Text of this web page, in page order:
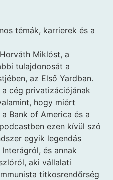
témák, karrierek és a
Miklóst, a
tulajdonosát a
az Első Yardban.
cég privatizációjának
hogy miért
Bank of America és a
ezen kívül szó
egyik legendás
és annak
aki vállalati
titkosrendőrség